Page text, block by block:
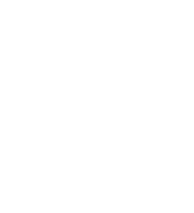
情大变，怪事接二连三
幕连环鬼杀怵目惊心,
入社会前的最后一场冒